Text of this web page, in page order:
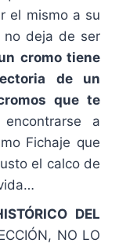
el mismo a su
no deja de ser
cromo tiene
de un
que te
a
Fichaje que
el calco de
DEL
NO LO